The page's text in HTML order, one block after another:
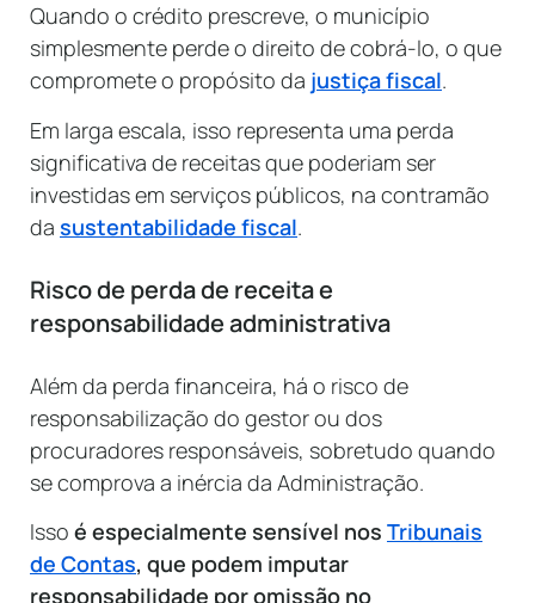
Quando o crédito prescreve, o município
simplesmente perde o direito de cobrá-lo, o que
compromete o propósito da justiça fiscal.
Em larga escala, isso representa uma perda
significativa de receitas que poderiam ser
investidas em serviços públicos, na contramão
da sustentabilidade fiscal.
Risco de perda de receita e
responsabilidade administrativa
Além da perda financeira, há o risco de
responsabilização do gestor ou dos
procuradores responsáveis, sobretudo quando
se comprova a inércia da Administração.
Isso é especialmente sensível nos Tribunais
de Contas, que podem imputar
responsabilidade por omissão no